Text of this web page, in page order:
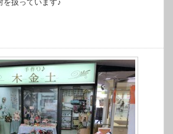
を扱っています♪